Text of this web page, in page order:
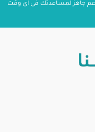
جاهز لمساعدتك فى اى وقت